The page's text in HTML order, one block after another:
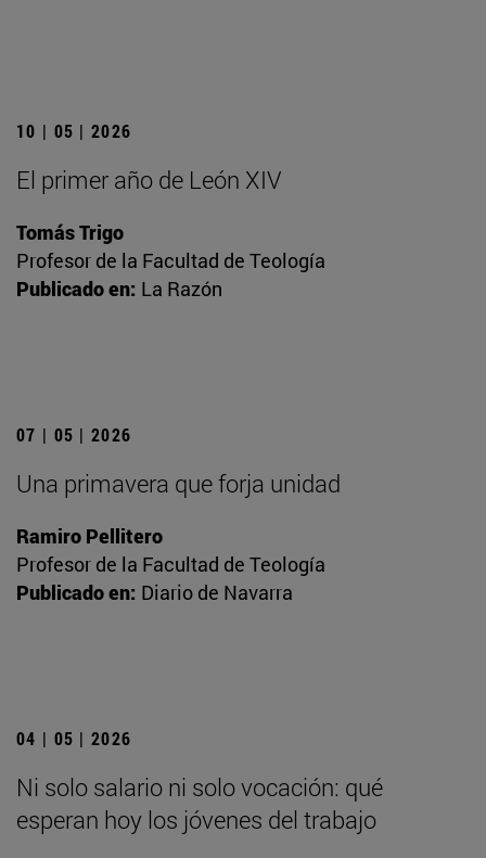
10 | 05 | 2026
El primer año de León XIV
Tomás Trigo
Profesor de la Facultad de Teología
Publicado en: La Razón
07 | 05 | 2026
Una primavera que forja unidad
Ramiro Pellitero
Profesor de la Facultad de Teología
Publicado en: Diario de Navarra
04 | 05 | 2026
Ni solo salario ni solo vocación: qué
esperan hoy los jóvenes del trabajo